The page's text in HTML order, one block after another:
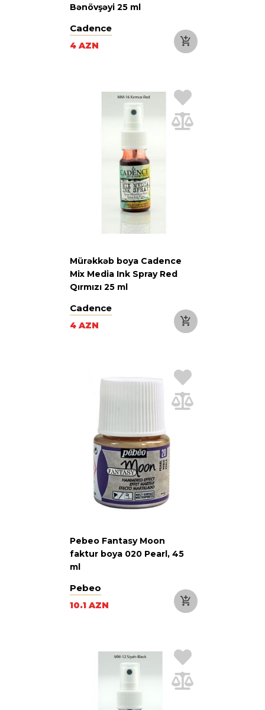
Bənövşəyi 25 ml
Cadence
4 AZN
Mürəkkəb boya Cadence
Mix Media Ink Spray Red
Qırmızı 25 ml
Cadence
4 AZN
Pebeo Fantasy Moon
faktur boya 020 Pearl, 45
ml
Pebeo
10.1 AZN